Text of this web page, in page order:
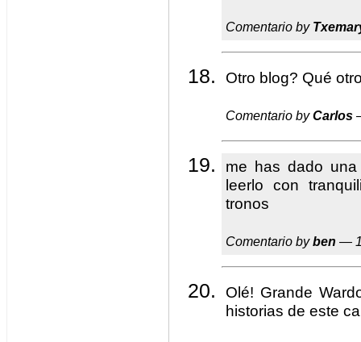
Comentario by
Otro blog? Qué
Comentario byCarlos
me has dado
leerlo con
tronos
Comentario byben —
Olé! Grande
historias de este